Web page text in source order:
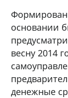
основании
весну 2014
денежные